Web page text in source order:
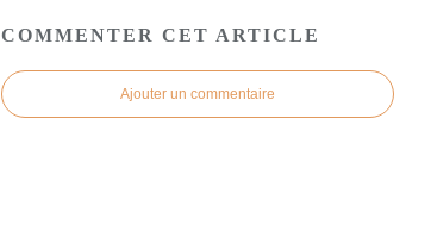
COMMENTER CET ARTICLE
Ajouter un commentaire